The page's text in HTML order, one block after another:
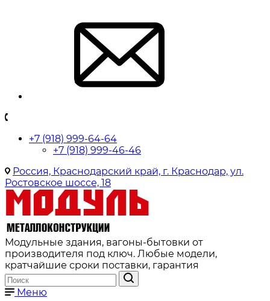
+7 (918) 999-64-64
+7 (918) 999-46-46
Россия, Краснодарский край, г. Краснодар, ул.
Ростовское шоссе, 18
Модульные здания, вагоны-бытовки от
производителя под ключ. Любые модели,
кратчайшие сроки поставки, гарантия
Меню